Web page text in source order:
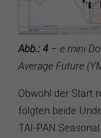
Abb.: 4– e mini
Average Future
Obwohl der Start
folgten beide
TAI-PAN